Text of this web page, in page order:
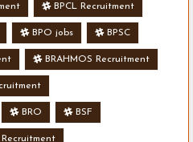
BPCL Recruitment
BPO jobs BPSC
BRAHMOS Recruitment
BRO BSF
Recruitment